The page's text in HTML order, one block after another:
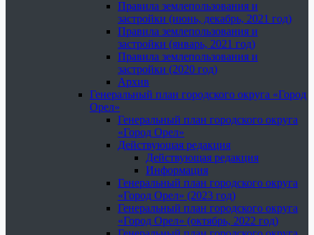
Правила землепользования и
застройки (июнь, декабрь, 2021 год)
Правила землепользования и
застройки (январь, 2021 год)
Правила землепользования и
застройки (2020 год)
Архив
Генеральный план городского округа «Город
Орел»
Генеральный план городского округа
«Город Орел»
Действующая редакция
Действующая редакция
Информация
Генеральный план городского округа
«Город Орел» (2023 год)
Генеральный план городского округа
«Город Орел» (октябрь, 2022 год)